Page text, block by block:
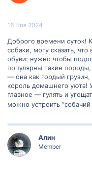
16 Ноя 2024
Доброго времени суток!
собаки, могу сказать,
обуви: нужно чтобы
популярны такие породы,
— она как гордый
король домашнего уюта!
главное — гулять и
можно устроить
Алин
Member